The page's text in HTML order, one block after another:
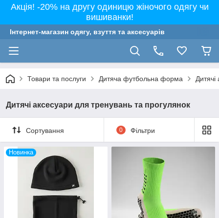
Акція! -20% на другу одиницю жіночого одягу чи
вишиванки!
Інтернет-магазин одягу, взуття та аксесуарів
Товари та послуги Дитяча футбольна форма
Дитячі аксесуари для тренувань та прогулянок
Сортування 0 Фільтри
Новинка